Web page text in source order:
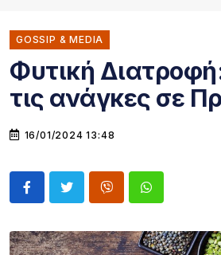
GOSSIP & MEDIA
Φυτική
τις ανάγκες σε
16/01/2024 13:48